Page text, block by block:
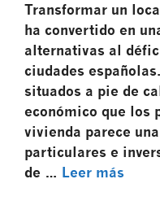
Transformar un
ha convertido en
alternativas al
ciudades
situados a pie de
económico que los
vivienda parece
particulares e
de … Leer más